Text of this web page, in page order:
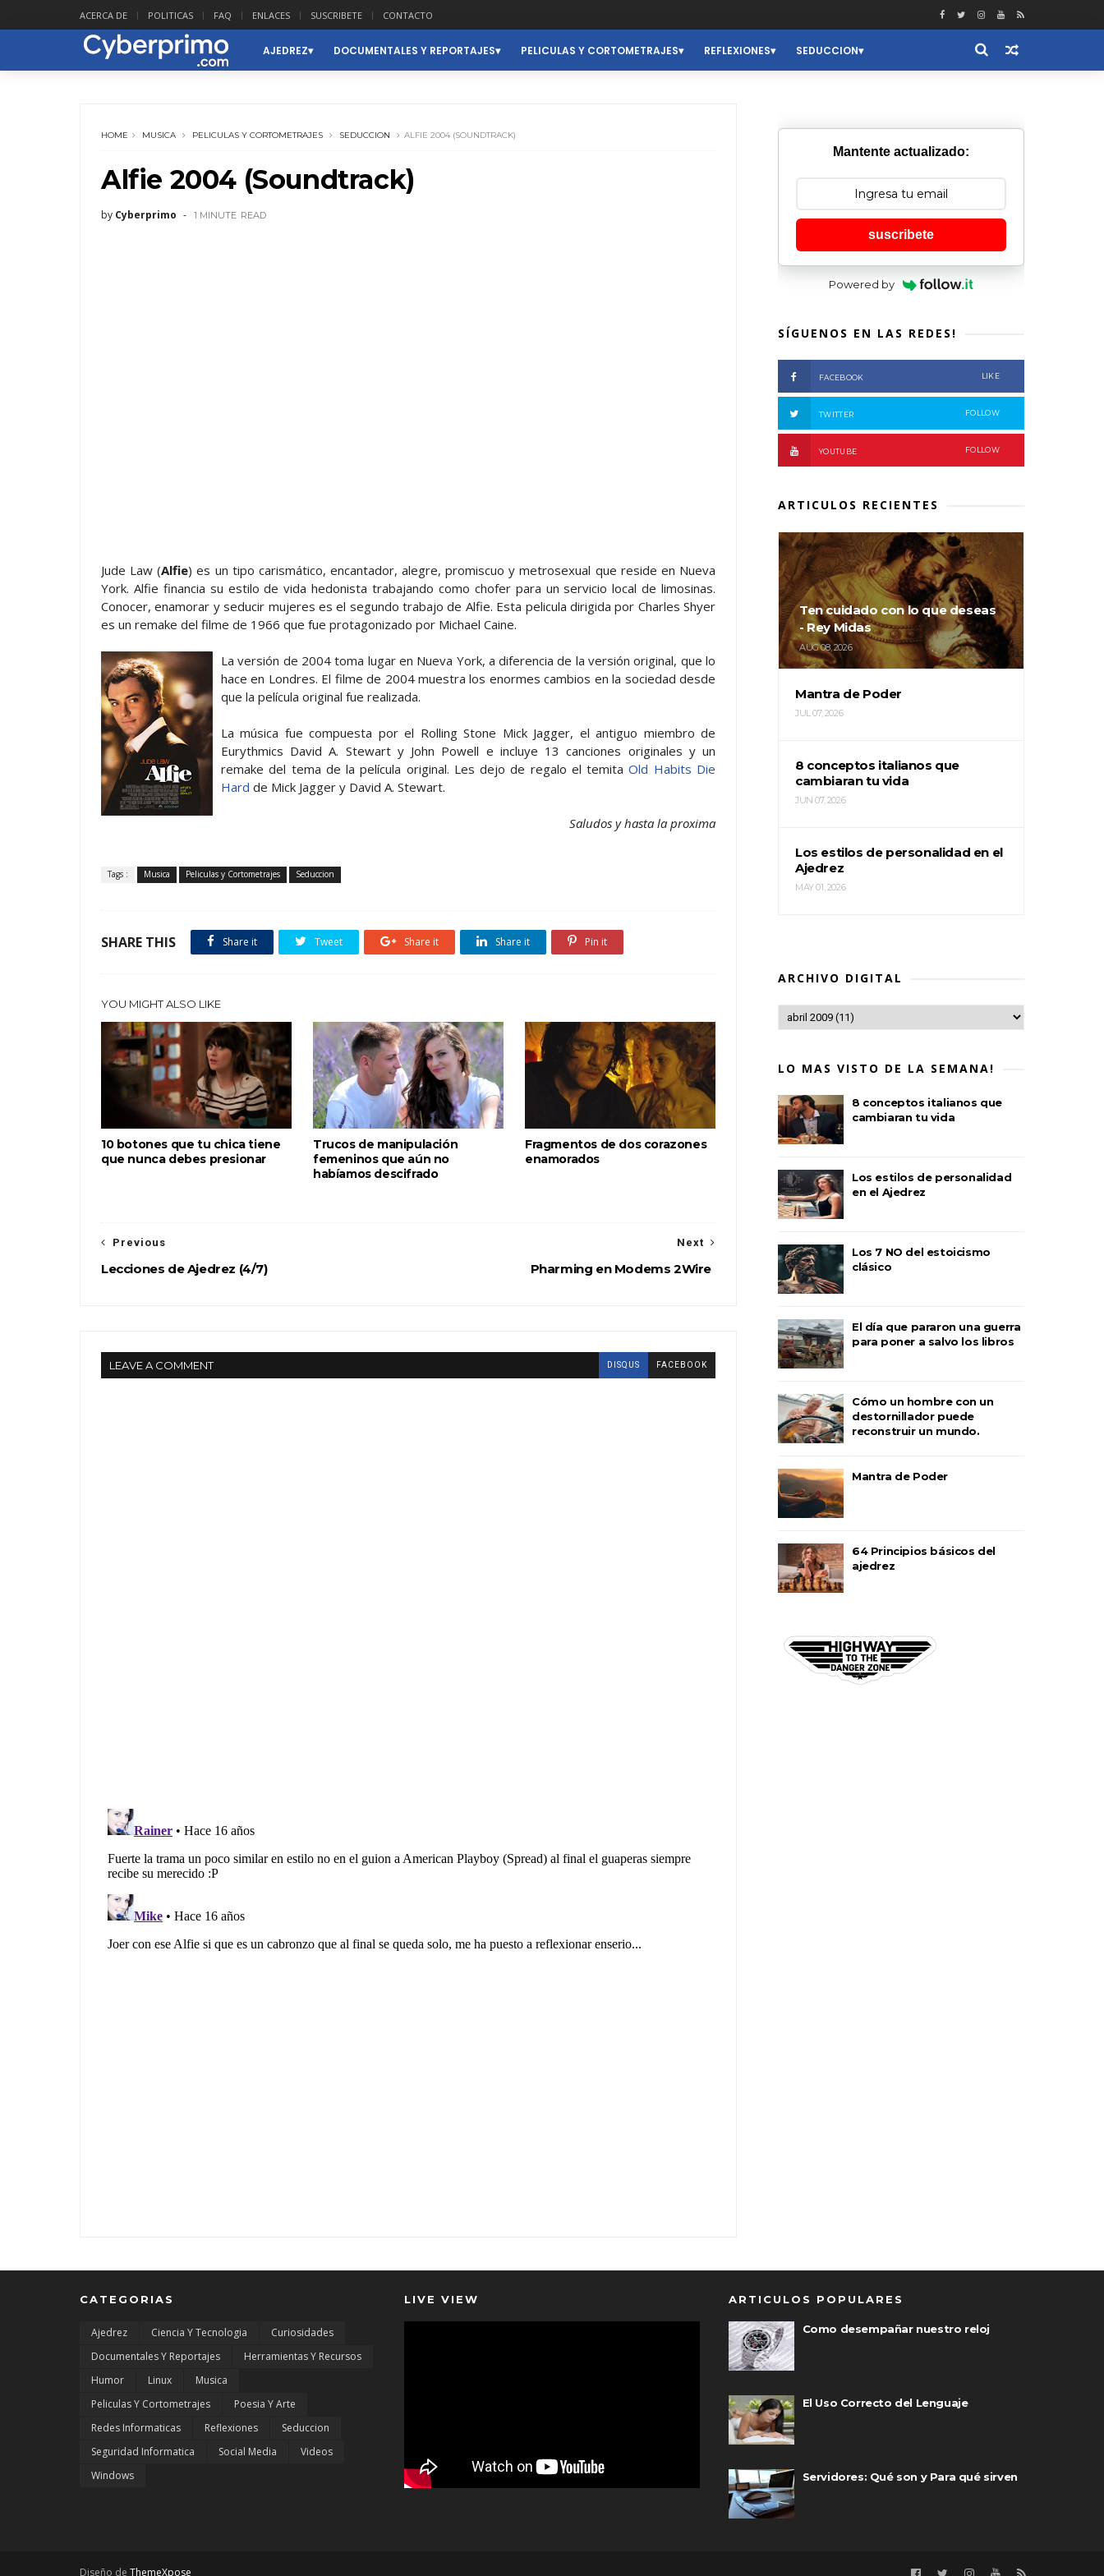
ACERCA DE POLITICAS FAQ ENLACES SUSCRIBETE CONTACTO
AJEDREZ DOCUMENTALES Y REPORTAJES PELICULAS Y CORTOMETRAJES REFLEXIONES SEDUCCION
HOME MUSICA PELICULAS Y CORTOMETRAJES SEDUCCION ALFIE 2004 (SOUNDTRACK)
Alfie 2004 (Soundtrack)
by Cyberprimo 1 MINUTE READ
Jude Law (Alfie) es un tipo carismático, encantador, alegre, promiscuo y metrosexual que reside en Nueva
York. Alfie financia su estilo de vida hedonista trabajando como chofer para un servicio local de limosinas.
Conocer, enamorar y seducir mujeres es el segundo trabajo de Alfie. Esta pelicula dirigida por Charles Shyer
es un remake del filme de 1966 que fue protagonizado por Michael Caine.
La versión de 2004 toma lugar en Nueva York, a diferencia de la versión original, que lo
hace en Londres. El filme de 2004 muestra los enormes cambios en la sociedad desde
que la película original fue realizada.
La música fue compuesta por el Rolling Stone Mick Jagger, el antiguo miembro de
Eurythmics David A. Stewart y John Powell e incluye 13 canciones originales y un
remake del tema de la película original. Les dejo de regalo el temitaOld Habits Die
Hard de Mick Jagger y David A. Stewart.
Saludos y hasta la proxima
Tags : Musica Peliculas y Cortometrajes Seduccion
SHARE THIS Share it Tweet Share it Share it Pin it
YOU MIGHT ALSO LIKE
10 botones que tu chica tiene
que nunca debes presionar
Trucos de manipulación
femeninos que aún no
habíamos descifrado
Fragmentos de dos corazones
enamorados
Next
Pharming en Modems 2Wire
Previous
Lecciones de Ajedrez (4/7)
LEAVE A COMMENT DISQUS FACEBOOK
Mantente actualizado:
suscribete
Powered by
SÍGUENOS EN LAS REDES!
FACEBOOK LIKE
TWITTER FOLLOW
YOUTUBE FOLLOW
ARTICULOS RECIENTES
Ten cuidado con lo que deseas
- Rey Midas
AUG 08, 2026
Mantra de Poder
JUL 07, 2026
8 conceptos italianos que
cambiaran tu vida
JUN 07, 2026
Los estilos de personalidad en el
Ajedrez
MAY 01, 2026
ARCHIVO DIGITAL
LO MAS VISTO DE LA SEMANA!
8 conceptos italianos que
cambiaran tu vida
Los estilos de personalidad
en el Ajedrez
Los 7 NO del estoicismo
clásico
El día que pararon una guerra
para poner a salvo los libros
Cómo un hombre con un
destornillador puede
reconstruir un mundo.
Mantra de Poder
64 Principios básicos del
ajedrez
CATEGORIAS
Ajedrez Ciencia Y Tecnologia
Curiosidades
Documentales Y Reportajes
Herramientas Y Recursos
Humor
Linux
Musica
Peliculas Y Cortometrajes
Poesia Y Arte
Redes Informaticas
Reflexiones
Seduccion
Seguridad Informatica
Social Media
Videos
Windows
LIVE VIEW ARTICULOS POPULARES
Como desempañar nuestro reloj
El Uso Correcto del Lenguaje
Servidores: Qué son y Para qué sirven
Diseño de ThemeXpose